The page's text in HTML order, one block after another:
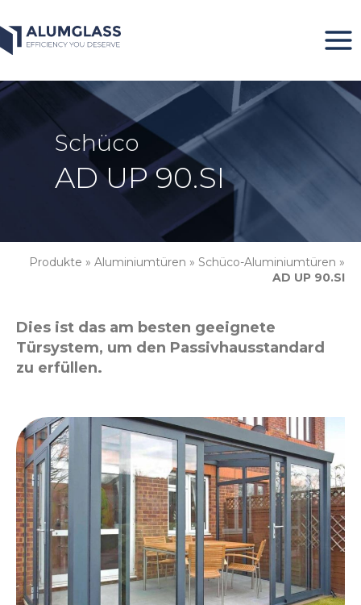
Inhalt
springen
Schüco
AD UP 90.SI
Produkte » Aluminiumtüren » Schüco-Aluminiumtüren »
AD UP 90.SI
Dies ist das am besten geeignete
Türsystem, um den Passivhausstandard
zu erfüllen.